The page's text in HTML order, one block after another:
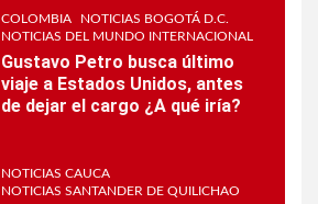
COLOMBIA
NOTICIAS BOGOTÁ D.C.
NOTICIAS DEL MUNDO INTERNACIONAL
Gustavo Petro busca último
viaje a Estados Unidos, antes
de dejar el cargo ¿A qué iría?
NOTICIAS CAUCA
NOTICIAS SANTANDER DE QUILICHAO